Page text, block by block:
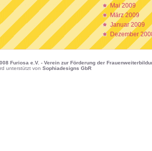
Mai 2009
März 2009
Januar 2009
Dezember
Furiosa e.V. - Verein zur Förderung der
unterstützt von Sophiadesigns GbR